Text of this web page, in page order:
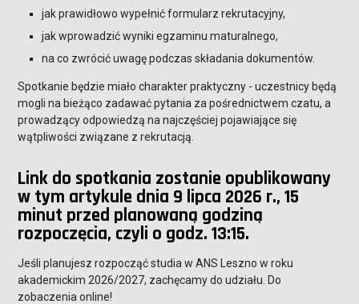
jak prawidłowo wypełnić formularz rekrutacyjny,
jak wprowadzić wyniki egzaminu maturalnego,
na co zwrócić uwagę podczas składania dokumentów.
Spotkanie będzie miało charakter praktyczny - uczestnicy będą
mogli na bieżąco zadawać pytania za pośrednictwem czatu, a
prowadzący odpowiedzą na najczęściej pojawiające się
wątpliwości związane z rekrutacją.
Link do spotkania zostanie opublikowany
w tym artykule dnia 9 lipca 2026 r., 15
minut przed planowaną godziną
rozpoczęcia, czyli o godz. 13:15.
Jeśli planujesz rozpocząć studia w ANS Leszno w roku
akademickim 2026/2027, zachęcamy do udziału. Do
zobaczenia online!